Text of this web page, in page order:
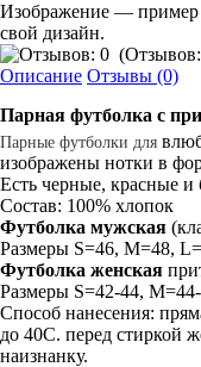
Изображение — пример
свой дизайн.
(
Описание Отзывы (0)
Парная футболка с
Парные футболки для
изображены нотки в
Есть черные, красные и
Состав: 100% хлопок
Футболка мужская
Размеры S=46, M=48,
Футболка женская
Размеры S=42-44,
Способ нанесения:
до 40С. перед стиркой
наизнанку.